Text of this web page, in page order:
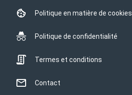
Politique en matière de cookies
Politique de confidentialité
Termes et conditions
Contact